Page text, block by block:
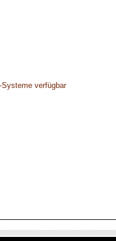
verfügbar